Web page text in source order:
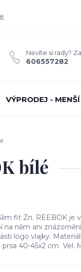
Nevíte si rady?
606557282
VÝPRODEJ -
bílé
fit Zn. REEBOK je
na něm ani
logo vlajky.
prsa 40-45x2 cm